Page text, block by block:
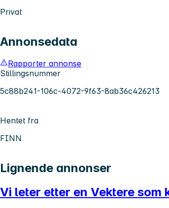
Privat
Annonsedata
Rapporter annonse
Stillingsnummer
5c88b241-106c-4072-9f63-8ab36c426213
Hentet fra
FINN
Lignende annonser
Vi leter etter en Vektere som